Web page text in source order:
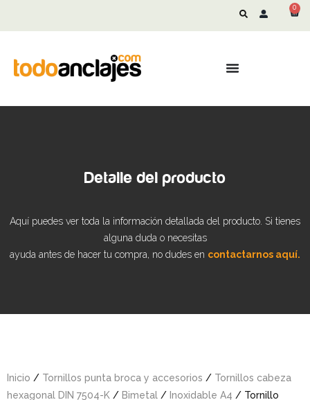
0
Detalle del producto
Aquí puedes ver toda la información detallada del producto. Si tienes
alguna duda o necesitas
ayuda antes de hacer tu compra, no dudes en contactarnos aquí.
Inicio / Tornillos punta broca y accesorios / Tornillos cabeza
hexagonal DIN 7504-K / Bimetal / Inoxidable A4 / Tornillo